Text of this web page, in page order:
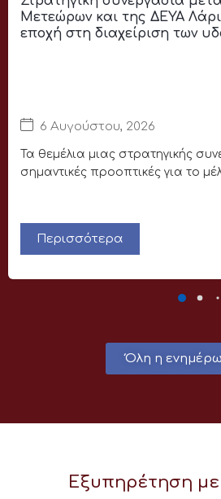
Μετεώρων και της ΔΕΥΑ
εποχή στη διαχείριση των
6 Αυγούστου, 2026
Τα θεμέλια μιας στρατηγικής
σημαντικές προοπτικές για το
Περισσότερα
Όλη η
Εξυπηρέτηση με